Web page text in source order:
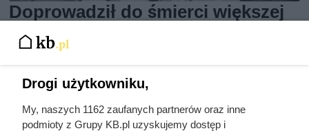
Doprowadził do śmierci większej
liczby ludzi niż Hitler i Stalin
razem wzięci. Mimo to czczą go
jako bohatera
Drogi użytkowniku,
My, naszych 1162 zaufanych partnerów oraz inne
podmioty z Grupy KB.pl uzyskujemy dostęp i